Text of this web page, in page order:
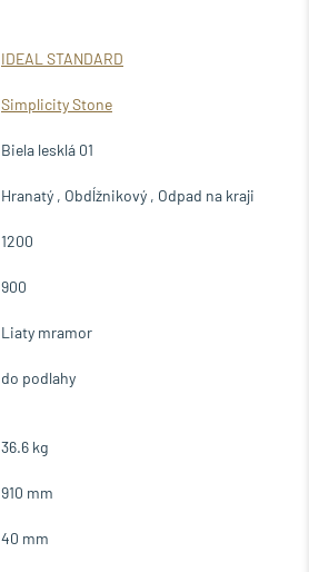
IDEAL STANDARD
Simplicity Stone
Biela lesklá 01
Hranatý , Obdĺžnikový , Odpad na kraji
1200
900
Liaty mramor
do podlahy
36.6 kg
910 mm
40 mm